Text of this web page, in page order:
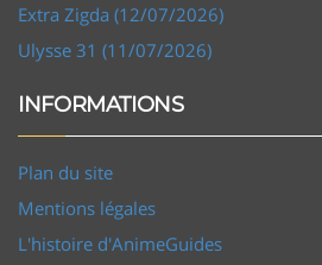
Extra Zigda (12/07/2026)
Ulysse 31 (11/07/2026)
INFORMATIONS
Plan du site
Mentions légales
L'histoire d'AnimeGuides